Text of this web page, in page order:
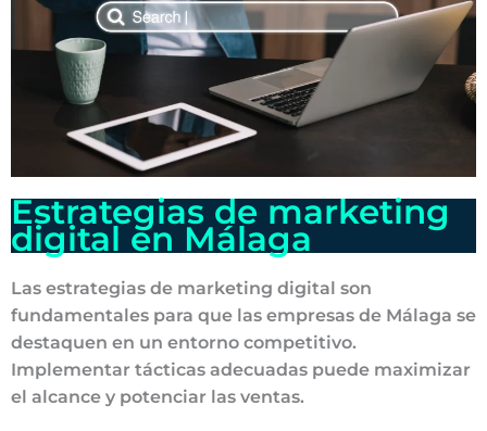
Estrategias de marketing
digital en Málaga
Las estrategias de marketing digital son
fundamentales para que las empresas de Málaga se
destaquen en un entorno competitivo.
Implementar tácticas adecuadas puede maximizar
el alcance y potenciar las ventas.